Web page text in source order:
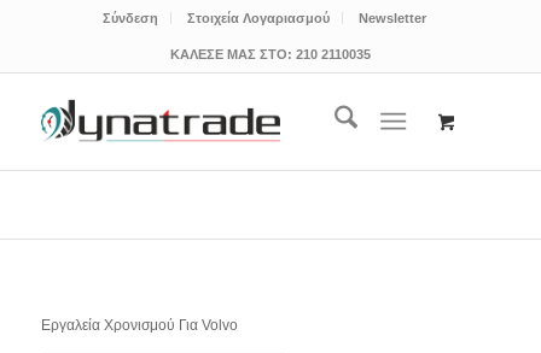
Σύνδεση Στοιχεία Λογαριασμού Newsletter
ΚΑΛΕΣΕ ΜΑΣ ΣΤΟ: 210 2110035
Εργαλεία Χρονισμού Για Volvo